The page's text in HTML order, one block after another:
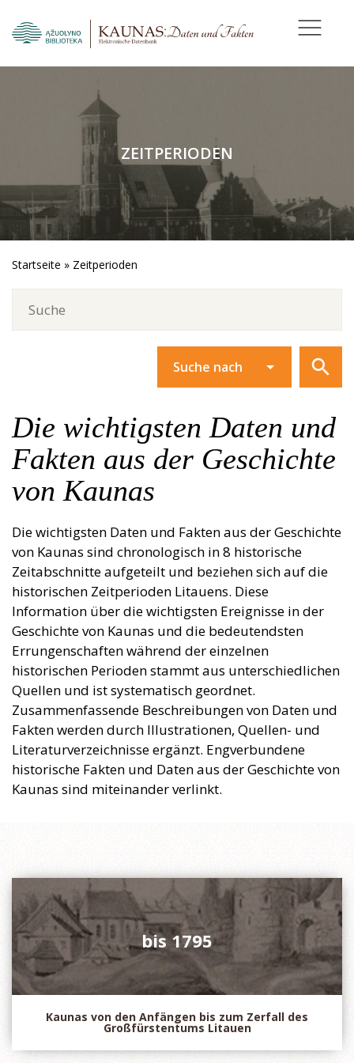
ZEITPERIODEN
Startseite » Zeitperioden
Die wichtigsten Daten und
Fakten aus der Geschichte
von Kaunas
Die wichtigsten Daten und Fakten aus der Geschichte
von Kaunas sind chronologisch in 8 historische
Zeitabschnitte aufgeteilt und beziehen sich auf die
historischen Zeitperioden Litauens. Diese
Information über die wichtigsten Ereignisse in der
Geschichte von Kaunas und die bedeutendsten
Errungenschaften während der einzelnen
historischen Perioden stammt aus unterschiedlichen
Quellen und ist systematisch geordnet.
Zusammenfassende Beschreibungen von Daten und
Fakten werden durch Illustrationen, Quellen- und
Literaturverzeichnisse ergänzt. Engverbundene
historische Fakten und Daten aus der Geschichte von
Kaunas sind miteinander verlinkt.
bis 1795
Kaunas von den Anfängen bis zum Zerfall des
Großfürstentums Litauen
bis 1795
Die Alte Geschichte von Kaunas bezeugt die Gründung
einer multinationalen und multikulturellen Stadt mit
Selbstverwaltung.
Mehr sehen